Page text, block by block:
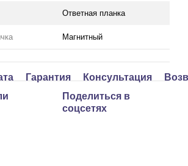
Ответная планка
Магнитный
Гарантия Консультация
Поделиться в
соцсетях